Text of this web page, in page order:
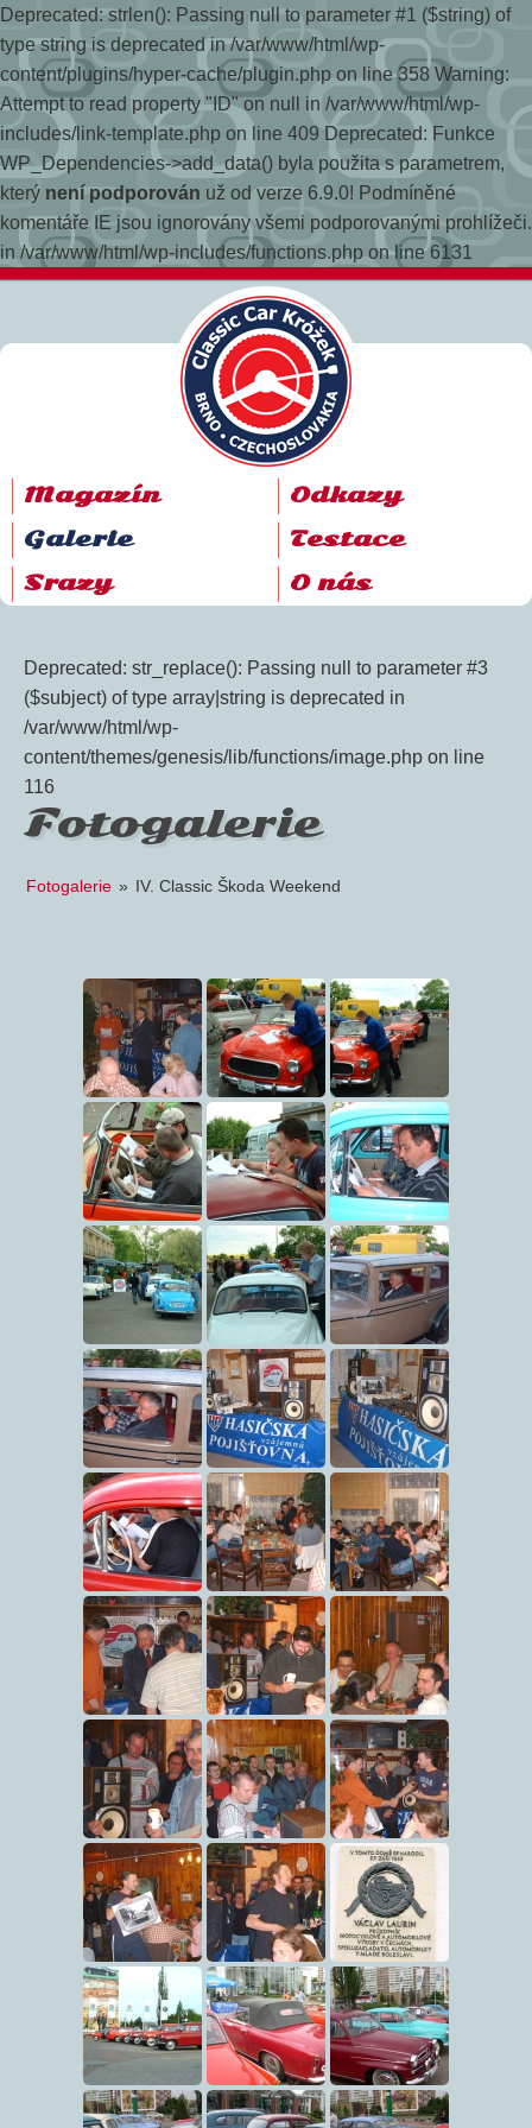
Deprecated: strlen(): Passing null to parameter #1 ($string) of
type string is deprecated in /var/www/html/wp-
content/plugins/hyper-cache/plugin.php on line 358 Warning:
Attempt to read property "ID" on null in /var/www/html/wp-
includes/link-template.php on line 409 Deprecated: Funkce
WP_Dependencies->add_data() byla použita s parametrem,
který není podporován už od verze 6.9.0! Podmíněné
komentáře IE jsou ignorovány všemi podporovanými prohlížeči.
in /var/www/html/wp-includes/functions.php on line 6131
Magazín
Galerie
Srazy
Odkazy
Testace
O nás
Deprecated: str_replace(): Passing null to parameter #3
($subject) of type array|string is deprecated in
/var/www/html/wp-
content/themes/genesis/lib/functions/image.php on line
116
Fotogalerie
Fotogalerie » IV. Classic Škoda Weekend